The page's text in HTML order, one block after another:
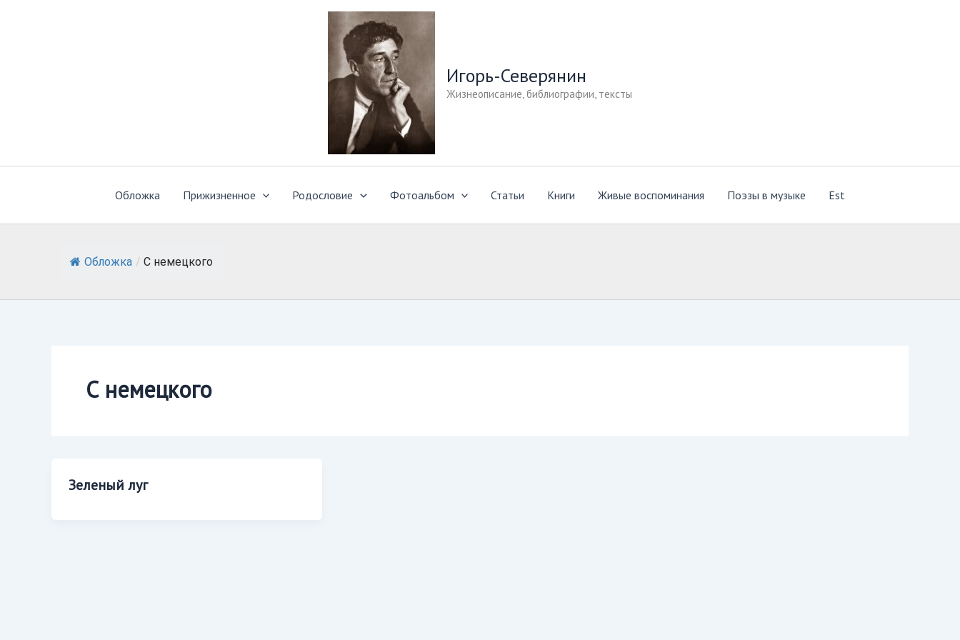
Игорь-Северянин
Жизнеописание, библиографии, тексты
Обложка Прижизненное Родословие Фотоальбом Статьи Книги Живые воспоминания Поэзы в музыке Est
Обложка / С немецкого
С немецкого
Зеленый луг